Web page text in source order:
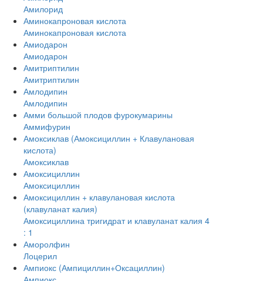
Амилорид
Аминокапроновая кислота
Аминокапроновая кислота
Амиодарон
Амиодарон
Амитриптилин
Амитриптилин
Амлодипин
Амлодипин
Амми большой плодов фурокумарины
Аммифурин
Амоксиклав (Амоксициллин + Клавулановая
кислота)
Амоксиклав
Амоксициллин
Амоксициллин
Амоксициллин + клавулановая кислота
(клавуланат калия)
Амоксициллина тригидрат и клавуланат калия 4
: 1
Аморолфин
Лоцерил
Ампиокс (Ампициллин+Оксациллин)